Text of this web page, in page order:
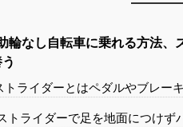
輪なし自転車に乗れる方法、
トライダーとはペダルやブレー
トライダーで足を地面につけず